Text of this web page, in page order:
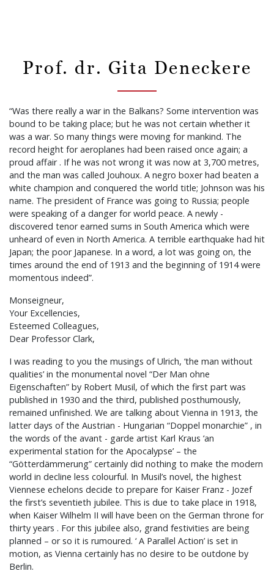
Prof. dr. Gita Deneckere
“Was there really a war in the Balkans? Some intervention was
bound to be taking place; but he was not certain whether it
was a war. So many things were moving for mankind. The
record height for aeroplanes had been raised once again; a
proud affair . If he was not wrong it was now at 3,700 metres,
and the man was called Jouhoux. A negro boxer had beaten a
white champion and conquered the world title; Johnson was his
name. The president of France was going to Russia; people
were speaking of a danger for world peace. A newly -
discovered tenor earned sums in South America which were
unheard of even in North America. A terrible earthquake had hit
Japan; the poor Japanese. In a word, a lot was going on, the
times around the end of 1913 and the beginning of 1914 were
momentous indeed”.
Monseigneur,
Your Excellencies,
Esteemed Colleagues,
Dear Professor Clark,
I was reading to you the musings of Ulrich, ‘the man without
qualities’ in the monumental novel “Der Man ohne
Eigenschaften” by Robert Musil, of which the first part was
published in 1930 and the third, published posthumously,
remained unfinished. We are talking about Vienna in 1913, the
latter days of the Austrian - Hungarian “Doppel monarchie” , in
the words of the avant - garde artist Karl Kraus ‘an
experimental station for the Apocalypse’ – the
“Götterdämmerung” certainly did nothing to make the modern
world in decline less colourful. In Musil’s novel, the highest
Viennese echelons decide to prepare for Kaiser Franz - Jozef
the first’s seventieth jubilee. This is due to take place in 1918,
when Kaiser Wilhelm II will have been on the German throne for
thirty years . For this jubilee also, grand festivities are being
planned – or so it is rumoured. ‘ A Parallel Action’ is set in
motion, as Vienna certainly has no desire to be outdone by
Berlin.